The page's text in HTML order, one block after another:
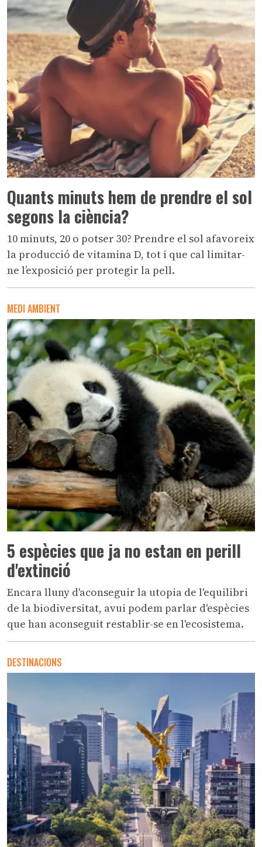
Quants minuts hem de prendre el sol
segons la ciència?
10 minuts, 20 o potser 30? Prendre el sol afavoreix
la producció de vitamina D, tot i que cal limitar-
ne l’exposició per protegir la pell.
MEDI AMBIENT
5 espècies que ja no estan en perill
d'extinció
Encara lluny d'aconseguir la utopia de l'equilibri
de la biodiversitat, avui podem parlar d'espècies
que han aconseguit restablir-se en l'ecosistema.
DESTINACIONS